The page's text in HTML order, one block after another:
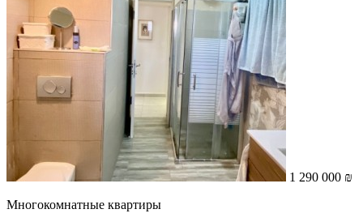
1 290 000 ₪
Многокомнатные квартиры